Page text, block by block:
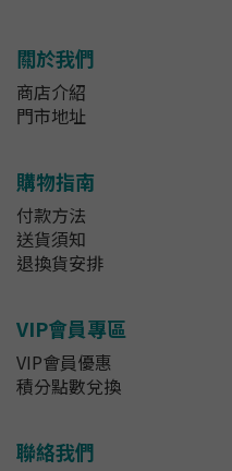
關於我們
商店介紹
門市地址
購物指南
付款方法
送貨須知
退換貨安排
VIP會員專區
VIP會員優惠
積分點數兌換
聯絡我們